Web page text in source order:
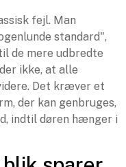
fejl. Man
standard",
de mere udbredte
ikke, at alle
Det kræver et
der kan genbruges,
indtil døren hænger i